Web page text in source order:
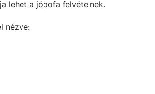
lehet a jópofa felvételnek.
nézve: